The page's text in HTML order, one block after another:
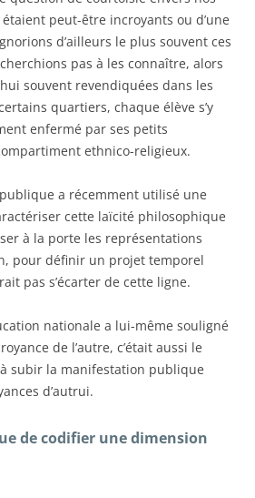
peut-être incroyants ou d’une
d’ailleurs le plus souvent ces
pas à les connaître, alors
souvent revendiquées dans les
quartiers, chaque élève s’y
enfermé par ses petits
ethnico-religieux.
a récemment utilisé une
cette laïcité philosophique
à la porte les représentations
pour définir un projet temporel
pas s’écarter de cette ligne.
nationale a lui-même souligné
de l’autre, c’était aussi le
subir la manifestation publique
d’autrui.
de codifier une dimension